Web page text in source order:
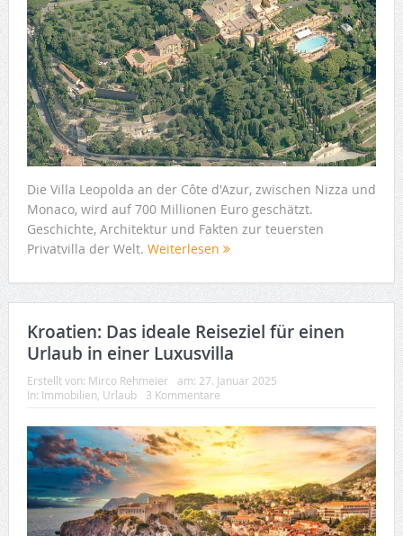
Die Villa Leopolda an der Côte d'Azur, zwischen Nizza und
Monaco, wird auf 700 Millionen Euro geschätzt.
Geschichte, Architektur und Fakten zur teuersten
Privatvilla der Welt. Weiterlesen
Kroatien: Das ideale Reiseziel für einen
Urlaub in einer Luxusvilla
Erstellt von: Mirco Rehmeier am: 27. Januar 2025
In: Immobilien, Urlaub 3 Kommentare